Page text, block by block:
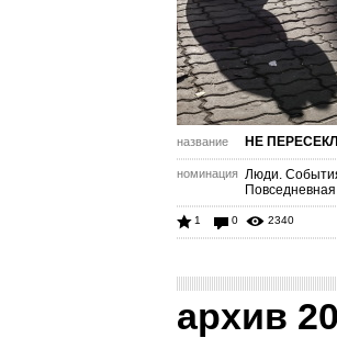
название НЕ
номинация Люди.
1 0 2340
архив